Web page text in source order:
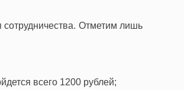
Отметим лишь
всего 1200 рублей;